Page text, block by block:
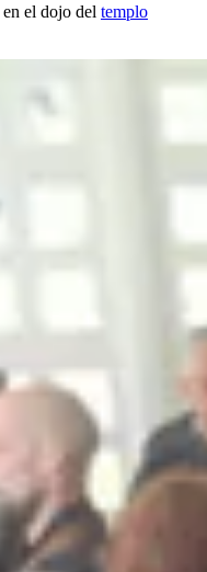
en el dojo del templo